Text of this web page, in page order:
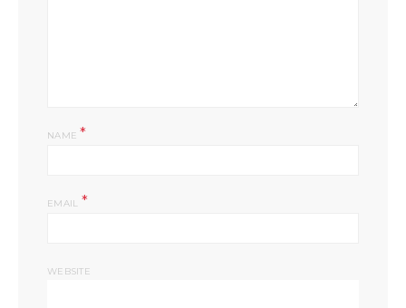
NAME *
EMAIL *
WEBSITE